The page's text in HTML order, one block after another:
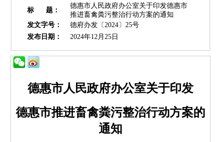
走进德惠
标 题：
德惠市人民政府办公室关于印发德惠市
推进畜禽粪污整治行动方案的通知
发文字号：
德府办发〔2024〕25号
发布日期：
2024年12月25日
德惠市人民政府办公室关于印发
德惠市推进畜禽粪污整治行动方案的
通知